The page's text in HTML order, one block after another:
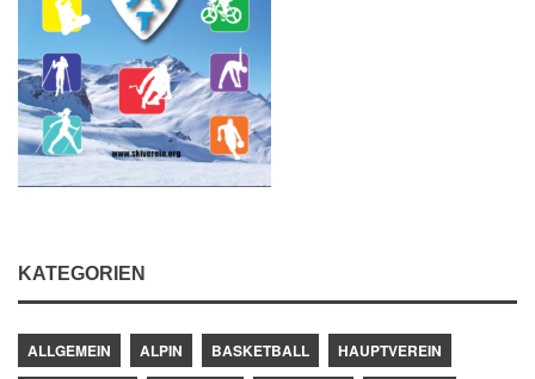
KATEGORIEN
ALLGEMEIN ALPIN BASKETBALL
HAUPTVEREIN